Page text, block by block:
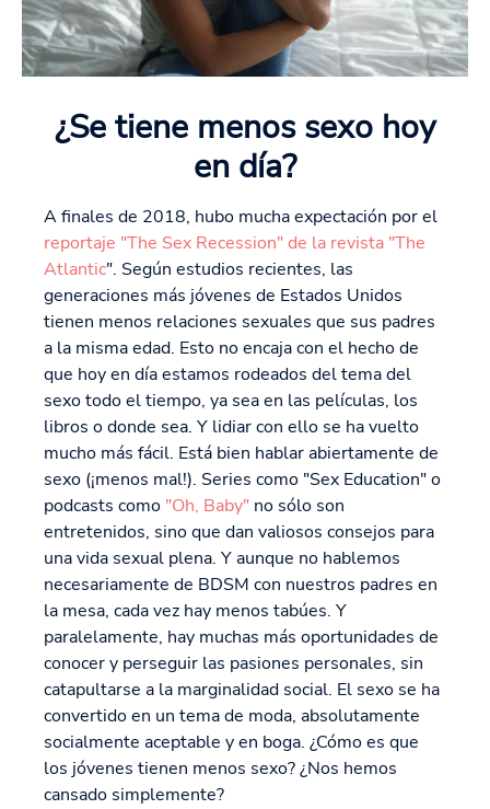
¿Se tiene menos sexo hoy
en día?
A finales de 2018, hubo mucha expectación por el
reportaje "The Sex Recession" de la revista "The
Atlantic". Según estudios recientes, las
generaciones más jóvenes de Estados Unidos
tienen menos relaciones sexuales que sus padres
a la misma edad. Esto no encaja con el hecho de
que hoy en día estamos rodeados del tema del
sexo todo el tiempo, ya sea en las películas, los
libros o donde sea. Y lidiar con ello se ha vuelto
mucho más fácil. Está bien hablar abiertamente de
sexo (¡menos mal!). Series como "Sex Education" o
podcasts como "Oh, Baby" no sólo son
entretenidos, sino que dan valiosos consejos para
una vida sexual plena. Y aunque no hablemos
necesariamente de BDSM con nuestros padres en
la mesa, cada vez hay menos tabúes. Y
paralelamente, hay muchas más oportunidades de
conocer y perseguir las pasiones personales, sin
catapultarse a la marginalidad social. El sexo se ha
convertido en un tema de moda, absolutamente
socialmente aceptable y en boga. ¿Cómo es que
los jóvenes tienen menos sexo? ¿Nos hemos
cansado simplemente?